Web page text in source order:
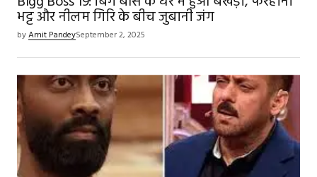
भट्ट और नीलम गिरि के बीच जुबानी जंग
byAmit PandeySeptember 2, 2025